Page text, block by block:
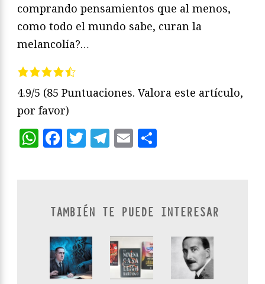
comprando pensamientos que al menos,
como todo el mundo sabe, curan la
melancolía?…
4.9/5 (85 Puntuaciones. Valora este artículo,
por favor)
WhatsApp
Facebook
Twitter
Telegram
Email
TAMBIÉN TE PUEDE INTERESAR